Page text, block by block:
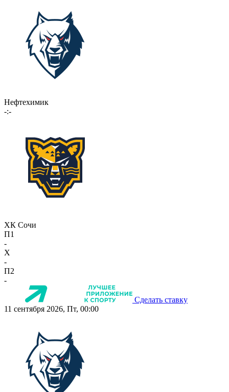
Нефтехимик
-:-
ХК Сочи
П1
-
X
-
П2
-
Сделать ставку
11 сентября 2026, Пт, 00:00